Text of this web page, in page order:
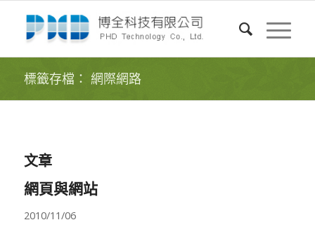
標籤存檔： 網際網路
文章
網頁與網站
2010/11/06